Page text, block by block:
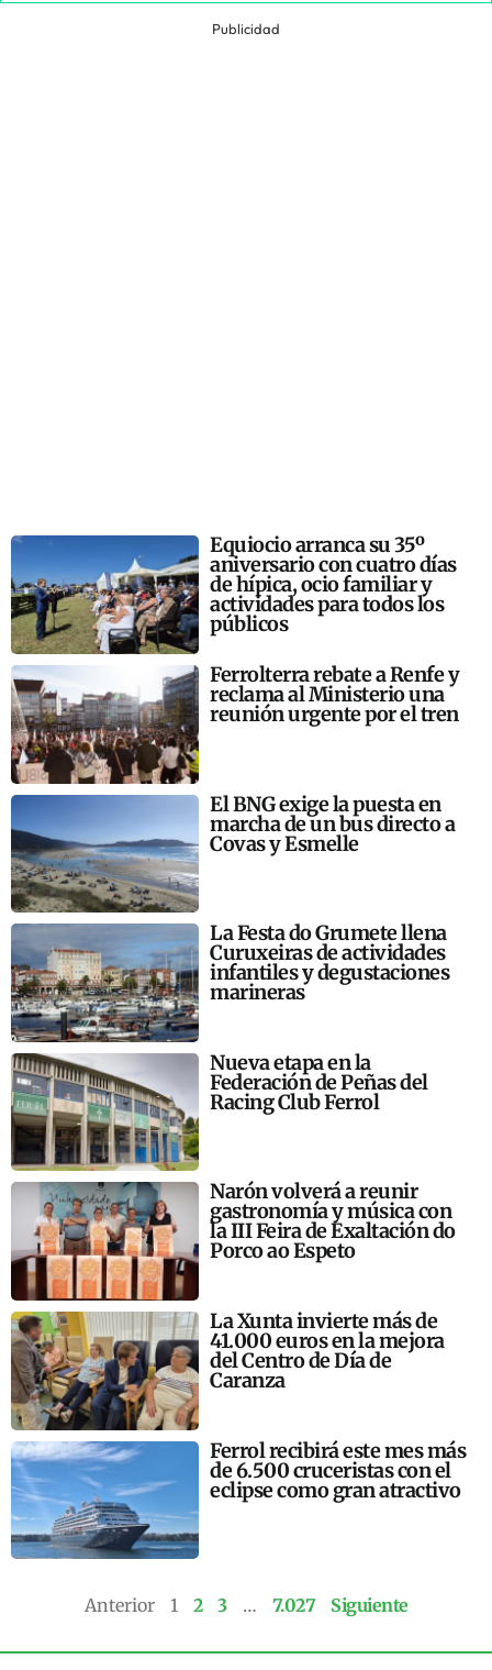
Publicidad
Equiocio arranca su 35º
aniversario con cuatro días
de hípica, ocio familiar y
actividades para todos los
públicos
Ferrolterra rebate a Renfe y
reclama al Ministerio una
reunión urgente por el tren
El BNG exige la puesta en
marcha de un bus directo a
Covas y Esmelle
La Festa do Grumete llena
Curuxeiras de actividades
infantiles y degustaciones
marineras
Nueva etapa en la
Federación de Peñas del
Racing Club Ferrol
Narón volverá a reunir
gastronomía y música con
la III Feira de Exaltación do
Porco ao Espeto
La Xunta invierte más de
41.000 euros en la mejora
del Centro de Día de
Caranza
Ferrol recibirá este mes más
de 6.500 cruceristas con el
eclipse como gran atractivo
Anterior 1 2 3 … 7.027 Siguiente